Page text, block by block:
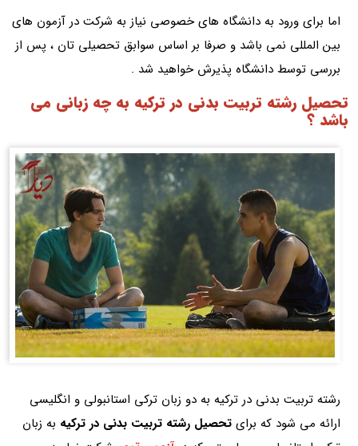
اما برای ورود به دانشگاه های خصوصی نیاز به شرکت در آزمون های
بین المللی نمی باشد و صرفا بر اساس سوابق تحصیلی تان ، پس از
بررسی توسط دانشگاه پذیرش خواهید شد .
تحصیل رشته تربیت بدنی در ترکیه به چه زبانی می
باشد ؟
رشته تربیت بدنی در ترکیه به دو زبان ترکی استانبولی و انگلیسی
ارائه می شود که برای تحصیل رشته تربیت بدنی در ترکیه به زبان